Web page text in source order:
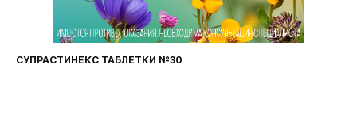
СУПРАСТИНЕКС ТАБЛЕТКИ №30